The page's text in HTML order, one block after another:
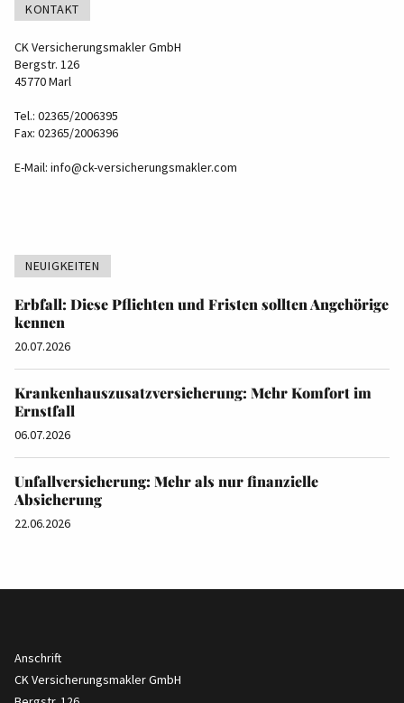
KONTAKT
CK Versicherungsmakler GmbH
Bergstr. 126
45770 Marl
Tel.: 02365/2006395
Fax: 02365/2006396
E-Mail: info@ck-versicherungsmakler.com
NEUIGKEITEN
Erbfall: Diese Pflichten und Fristen sollten Angehörige
kennen
20.07.2026
Krankenhauszusatzversicherung: Mehr Komfort im
Ernstfall
06.07.2026
Unfallversicherung: Mehr als nur finanzielle
Absicherung
22.06.2026
Anschrift
CK Versicherungsmakler GmbH